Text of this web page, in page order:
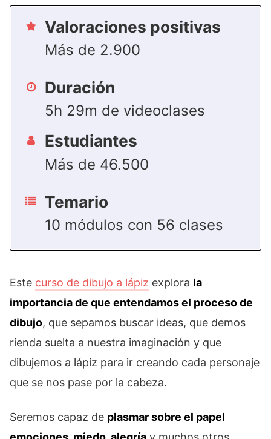
Valoraciones positivas
Más de 2.900
Duración
5h 29m de videoclases
Estudiantes
Más de 46.500
Temario
10 módulos con 56 clases
Este curso de dibujo a lápiz explora la
importancia de que entendamos el proceso de
dibujo, que sepamos buscar ideas, que demos
rienda suelta a nuestra imaginación y que
dibujemos a lápiz para ir creando cada personaje
que se nos pase por la cabeza.
Seremos capaz de plasmar sobre el papel